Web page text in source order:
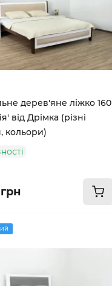
дерев'яне ліжко 160
від Дрімка (різні
кольори)